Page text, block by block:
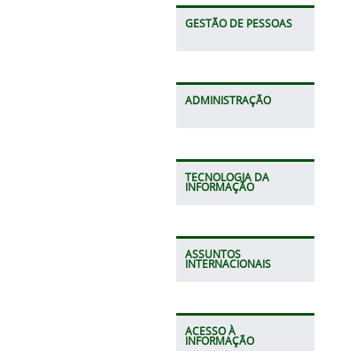
GESTÃO DE PESSOAS
ADMINISTRAÇÃO
TECNOLOGIA DA
INFORMAÇÃO
ASSUNTOS
INTERNACIONAIS
ACESSO À
INFORMAÇÃO